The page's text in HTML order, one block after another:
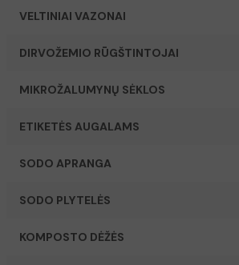
VELTINIAI VAZONAI
DIRVOŽEMIO RŪGŠTINTOJAI
MIKROŽALUMYNŲ SĖKLOS
ETIKETĖS AUGALAMS
SODO APRANGA
SODO PLYTELĖS
KOMPOSTO DĖŽĖS